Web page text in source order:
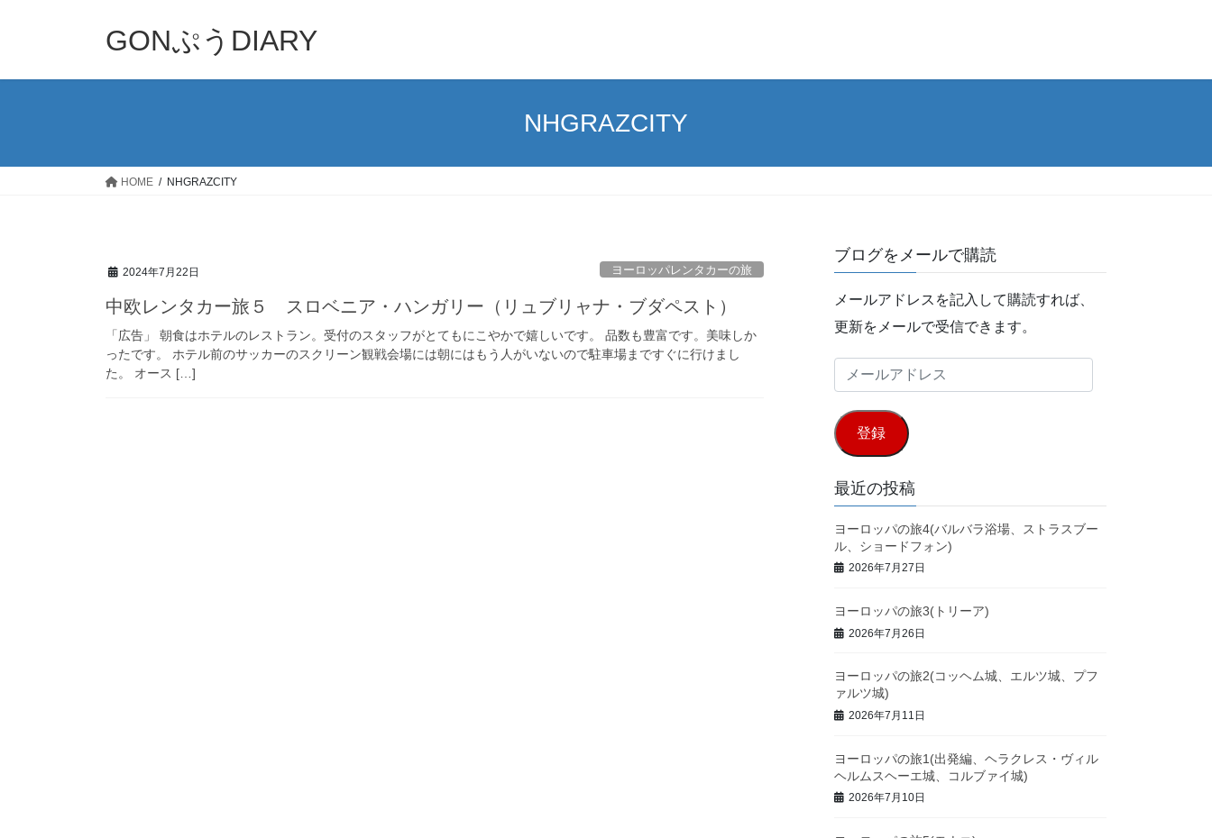
GONぷうDIARY
NHGRAZCITY
HOME NHGRAZCITY
2024年7月22日 ヨーロッパレンタカーの旅
中欧レンタカー旅５ スロベニア・ハンガリー（リュブリャナ・ブダペスト）
「広告」 朝食はホテルのレストラン。受付のスタッフがとてもにこやかで嬉しいです。 品数も豊富です。美味しか
ったです。 ホテル前のサッカーのスクリーン観戦会場には朝にはもう人がいないので駐車場まですぐに行けまし
た。 オース […]
ブログをメールで購読
メールアドレスを記入して購読すれば、
更新をメールで受信できます。
ー
ル
ア
ド
レ
ス
登録
最近の投稿
ヨーロッパの旅4(バルバラ浴場、ストラスブー
ル、ショードフォン)
2026年7月27日
ヨーロッパの旅3(トリーア)
2026年7月26日
ヨーロッパの旅2(コッヘム城、エルツ城、プフ
ァルツ城)
2026年7月11日
ヨーロッパの旅1(出発編、ヘラクレス・ヴィル
ヘルムスヘーエ城、コルブァイ城)
2026年7月10日